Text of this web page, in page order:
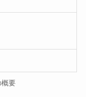
概要